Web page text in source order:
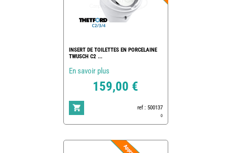
INSERT DE TOILETTES EN PORCELAINE
TWUSCH C2 ...
En savoir plus
159,00 €
ref : 500137
0